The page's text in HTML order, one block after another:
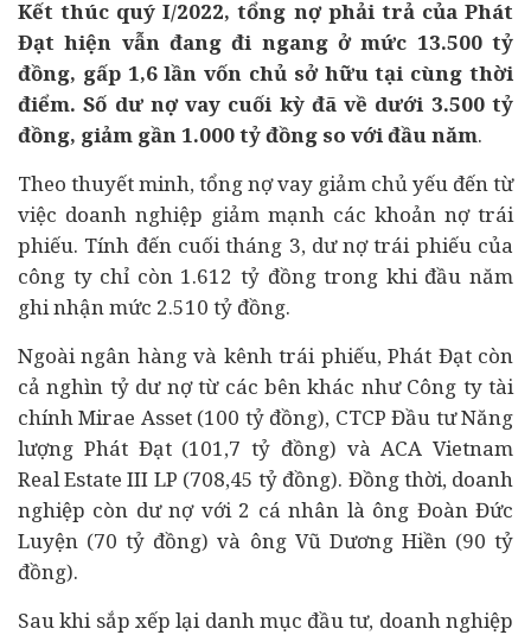
Kết thúc quý I/2022, tổng nợ phải trả của Phát
Đạt hiện vẫn đang đi ngang ở mức 13.500 tỷ
đồng, gấp 1,6 lần vốn chủ sở hữu tại cùng thời
điểm. Số dư nợ vay cuối kỳ đã về dưới 3.500 tỷ
đồng, giảm gần 1.000 tỷ đồng so với đầu năm.
Theo thuyết minh, tổng nợ vay giảm chủ yếu đến từ
việc doanh nghiệp giảm mạnh các khoản nợ trái
phiếu. Tính đến cuối tháng 3, dư nợ trái phiếu của
công ty chỉ còn 1.612 tỷ đồng trong khi đầu năm
ghi nhận mức 2.510 tỷ đồng.
Ngoàingân hàngvà kênh trái phiếu, Phát Đạt còn
cả nghìn tỷ dư nợ từ các bên khác như Công ty tài
chính Mirae Asset (100 tỷ đồng), CTCP Đầu tư Năng
lượng Phát Đạt (101,7 tỷ đồng) và ACA Vietnam
Real Estate III LP (708,45 tỷ đồng). Đồng thời, doanh
nghiệp còn dư nợ với 2 cá nhân là ông Đoàn Đức
Luyện (70 tỷ đồng) và ông Vũ Dương Hiền (90 tỷ
đồng).
Sau khi sắp xếp lại danh mục đầu tư, doanh nghiệp